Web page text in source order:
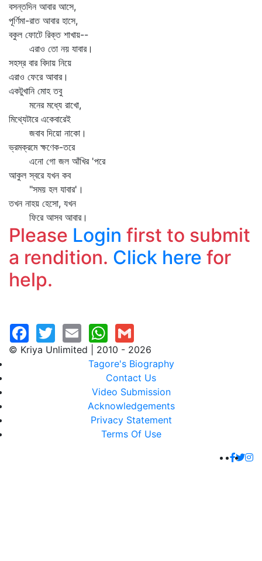
বসন্তদিন আবার আসে,
পূর্ণিমা-রাত আবার হাসে,
বকুল ফোটে রিক্ত শাখায়--
এরাও তো নয় যাবার।
সহস্র বার বিদায় নিয়ে
এরাও ফেরে আবার।
একটুখানি মোহ তবু
মনের মধ্যে রাখো,
মিথ্যেটারে একেবারেই
জবাব দিয়ো নাকো।
ভ্রমক্রমে ক্ষণেক-তরে
এনো গো জল আঁখির 'পরে
আকুল স্বরে যখন কব
"সময় হল যাবার'।
তখন নাহয় হেসো, যখন
ফিরে আসব আবার।
Please Login first to submit
a rendition. Click here for
help.
© Kriya Unlimited | 2010 - 2026
Tagore's Biography
Contact Us
Video Submission
Acknowledgements
Privacy Statement
Terms Of Use